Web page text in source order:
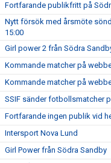
Fortfarande publikfritt på
Nytt försök med årsmöte
15:00
Girl power 2 från Södra
Kommande matcher på
Kommande matcher på
SSIF sänder fotbollsmatcher
Fortfarande ingen publik vid
Intersport Nova Lund
Girl Power från Södra Sandby